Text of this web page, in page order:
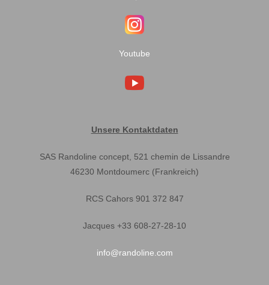
Youtube
Unsere Kontaktdaten
SAS Randoline concept, 521 chemin de Lissandre
46230 Montdoumerc (Frankreich)
RCS Cahors 901 372 847
Jacques +33 608-27-28-10
info@randoline.com